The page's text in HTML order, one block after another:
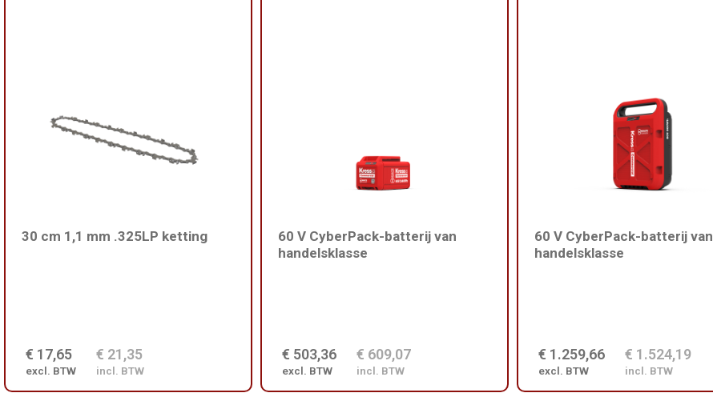
30 cm 1,1 mm .325LP ketting
€ 17,65
excl. BTW
€ 21,35
incl. BTW
60 V CyberPack-batterij van
handelsklasse
€ 503,36
excl. BTW
€ 609,07
incl. BTW
60 V CyberPack-batterij van
handelsklasse
€ 1.259,66
excl. BTW
€ 1.524,19
incl. BTW